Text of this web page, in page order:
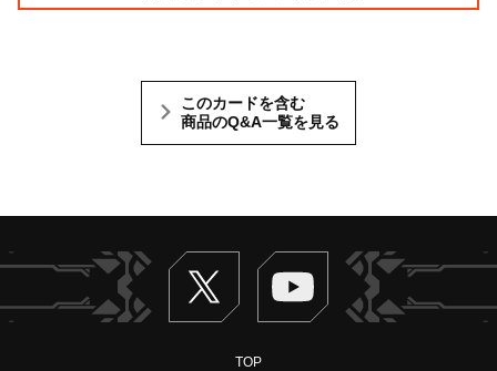
このカードを含む
商品のQ&A一覧を見る
Twitter ヴァンガードch
TOP